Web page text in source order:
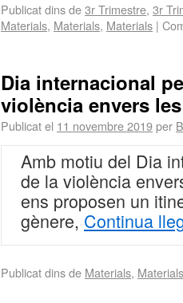
Publicat dins de3r Trimestre, 3r
Materials, Materials, Materials |
Dia internacional
violència envers
Publicat el 11 novembre 2019per
Amb motiu del Dia
de la violència
ens proposen un
gènere, Continua
Publicat dins de Materials, Materials